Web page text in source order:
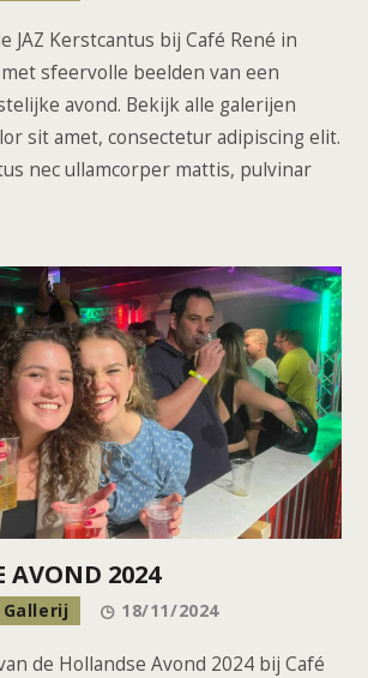
JAZ Kerstcantus bij Café René in
sfeervolle beelden van een
avond. Bekijk alle galerijen
sit amet, consectetur adipiscing elit.
nec ullamcorper mattis, pulvinar
AVOND 2024
18/11/2024
de Hollandse Avond 2024 bij Café